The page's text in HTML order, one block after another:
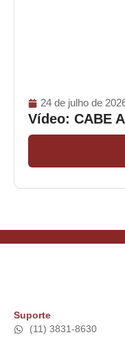
24 de julho de
Vídeo: CABE
Suporte
(11) 3831-8630